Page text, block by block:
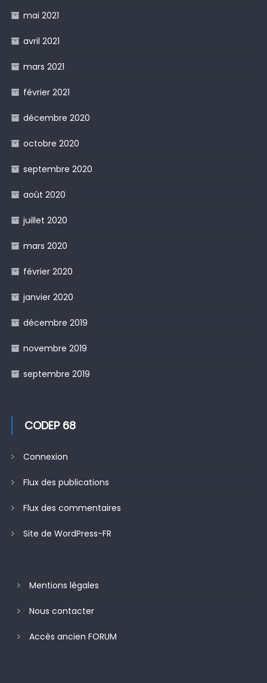
mai 2021
avril 2021
mars 2021
février 2021
décembre 2020
octobre 2020
septembre 2020
août 2020
juillet 2020
mars 2020
février 2020
janvier 2020
décembre 2019
novembre 2019
septembre 2019
CODEP 68
Connexion
Flux des publications
Flux des commentaires
Site de WordPress-FR
Mentions légales
Nous contacter
Accès ancien FORUM